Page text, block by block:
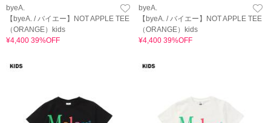
byeA.
【byeA. / バイエー】NOT APPLE TEE
（ORANGE）kids
¥4,400 39%OFF
byeA.
【byeA. / バイエー】NOT APPLE TEE
（ORANGE）kids
¥4,400 39%OFF